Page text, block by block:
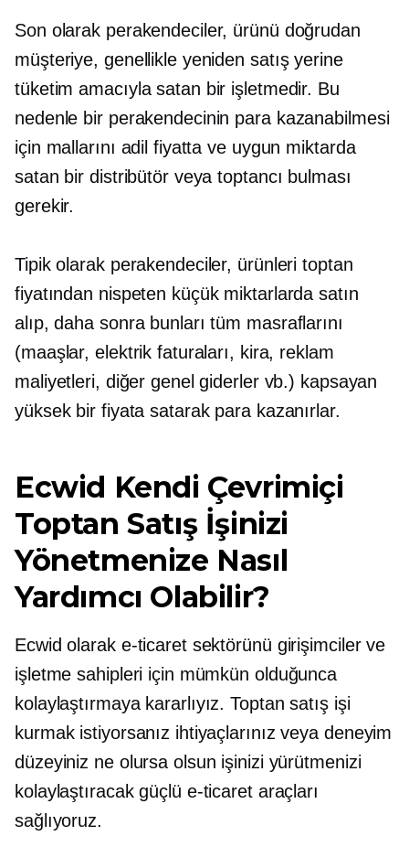
Son olarak perakendeciler, ürünü doğrudan
müşteriye, genellikle yeniden satış yerine
tüketim amacıyla satan bir işletmedir. Bu
nedenle bir perakendecinin para kazanabilmesi
için mallarını adil fiyatta ve uygun miktarda
satan bir distribütör veya toptancı bulması
gerekir.
Tipik olarak perakendeciler, ürünleri toptan
fiyatından nispeten küçük miktarlarda satın
alıp, daha sonra bunları tüm masraflarını
(maaşlar, elektrik faturaları, kira, reklam
maliyetleri, diğer genel giderler vb.) kapsayan
yüksek bir fiyata satarak para kazanırlar.
Ecwid Kendi Çevrimiçi
Toptan Satış İşinizi
Yönetmenize Nasıl
Yardımcı Olabilir?
Ecwid olarak e-ticaret sektörünü girişimciler ve
işletme sahipleri için mümkün olduğunca
kolaylaştırmaya kararlıyız. Toptan satış işi
kurmak istiyorsanız ihtiyaçlarınız veya deneyim
düzeyiniz ne olursa olsun işinizi yürütmenizi
kolaylaştıracak güçlü e-ticaret araçları
sağlıyoruz.